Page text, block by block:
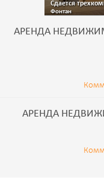
Сдается
Фонтан
АРЕНДА
АРЕНДА